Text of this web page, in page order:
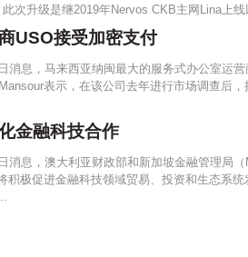
次升级是继2019年Nervos CKB主网Lina上
USO接受加密支付
消息，马来西亚纳闽最大的服务式办公室运
表示，在该公司去年进行市场调查后
金融科技合作
消息，澳大利亚财政部和新加坡金融管理局
积极促进金融科技领域贸易、投资和生态系